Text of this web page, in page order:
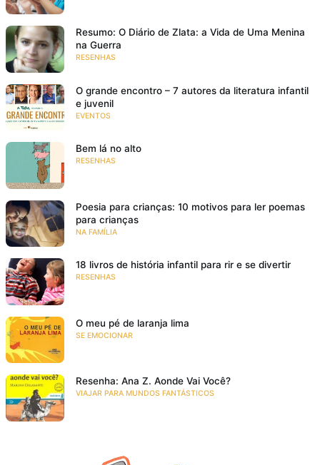
Resumo: O Diário de Zlata: a Vida de Uma Menina
na Guerra
RESENHAS
O grande encontro – 7 autores da literatura infantil
e juvenil
EVENTOS
Bem lá no alto
RESENHAS
Poesia para crianças: 10 motivos para ler poemas
para crianças
NA FAMÍLIA
18 livros de história infantil para rir e se divertir
RESENHAS
O meu pé de laranja lima
SE EMOCIONAR
Resenha: Ana Z. Aonde Vai Você?
VIAJAR PARA MUNDOS FANTÁSTICOS